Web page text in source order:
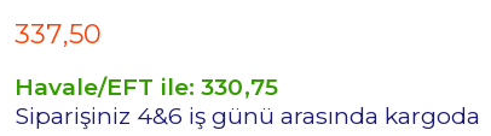
337,50
Havale/EFT ile: 330,75
Siparişiniz 4&6 iş günü arasında kargoda